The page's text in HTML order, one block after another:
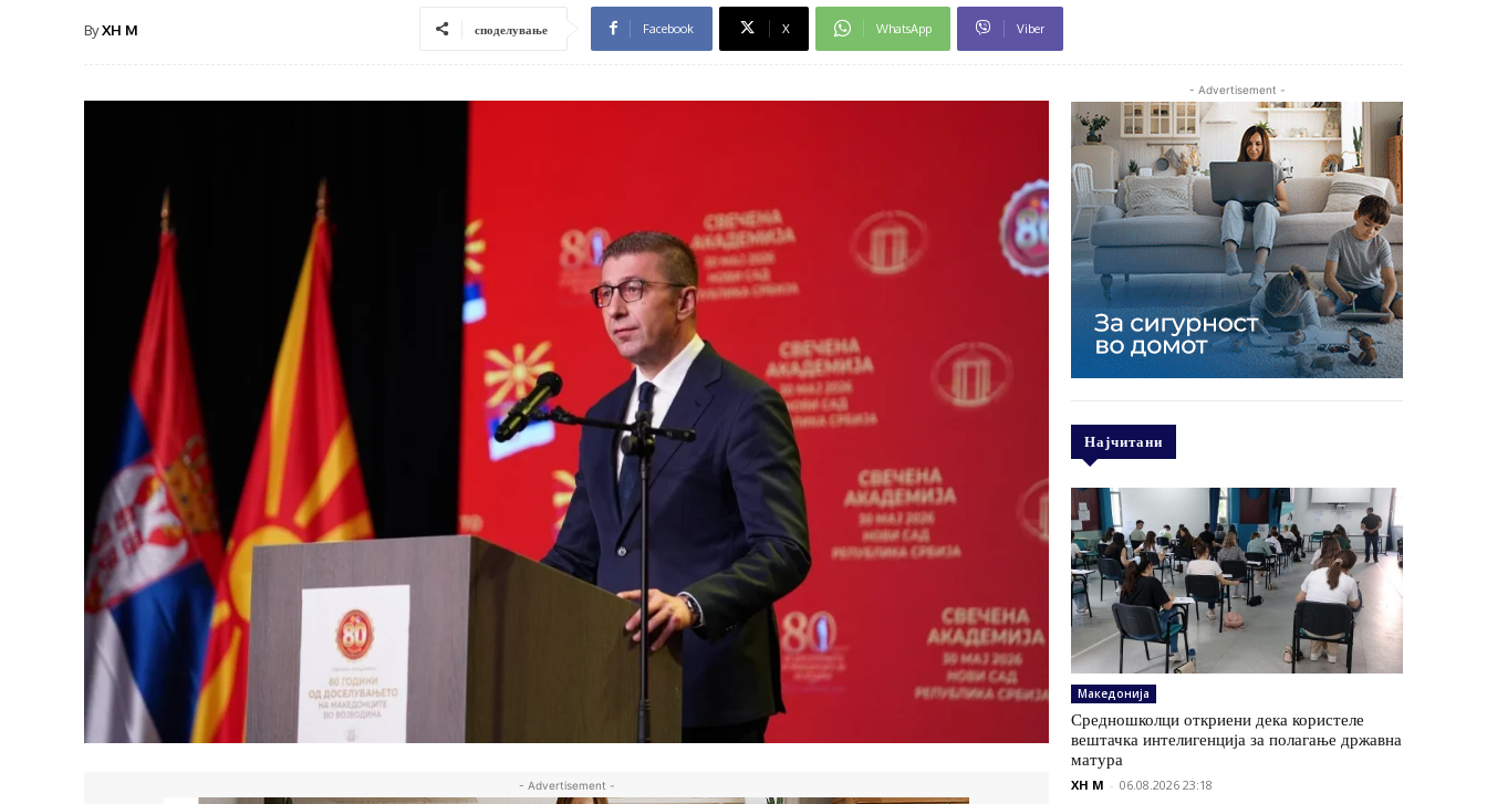
ByXH M споделување Facebook X WhatsApp Viber
- Advertisement -
- Advertisement -
Најчитани
Македонија
Средношколци откриени дека користеле
вештачка интелигенција за полагање државна
матура
XH M - 06.08.2026 23:18